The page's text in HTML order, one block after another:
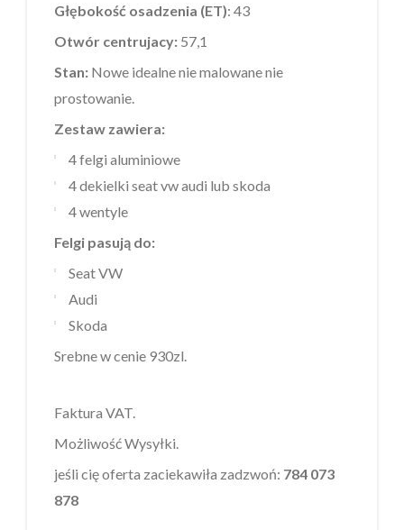
Głębokość osadzenia (ET): 43
Otwór centrujacy: 57,1
Stan: Nowe idealne nie malowane nie
prostowanie.
Zestaw zawiera:
4 felgi aluminiowe
4 dekielki seat vw audi lub skoda
4 wentyle
Felgi pasują do:
Seat VW
Audi
Skoda
Srebne w cenie 930zl.
Faktura VAT.
Możliwość Wysyłki.
jeśli cię oferta zaciekawiła zadzwoń: 784 073
878